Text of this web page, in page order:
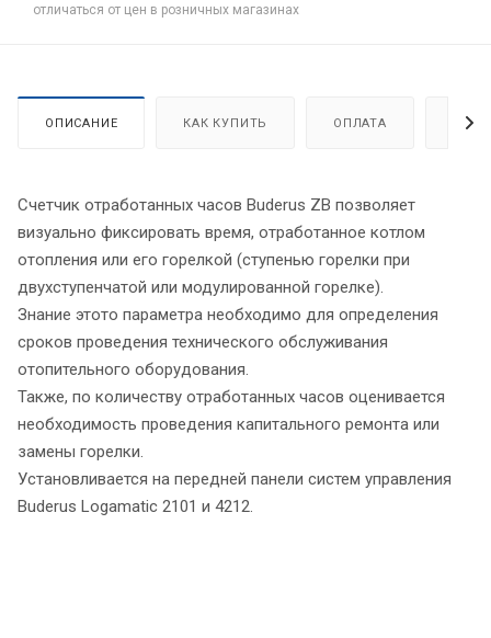
отличаться от цен в розничных магазинах
ОПИСАНИЕ КАК КУПИТЬ ОПЛАТА
Счетчик отработанных часов Buderus ZB позволяет
визуально фиксировать время, отработанное котлом
отопления или его горелкой (ступенью горелки при
двухступенчатой или модулированной горелке).
Знание этото параметра необходимо для определения
сроков проведения технического обслуживания
отопительного оборудования.
Также, по количеству отработанных часов оценивается
необходимость проведения капитального ремонта или
замены горелки.
Установливается на передней панели систем управления
Buderus Logamatic 2101 и 4212.